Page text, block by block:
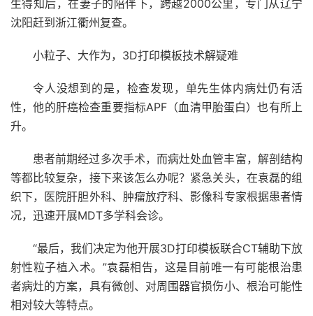
生得知后，在妻子的陪伴下，跨越2000公里，专门从辽宁
沈阳赶到浙江衢州复查。
小粒子、大作为，3D打印模板技术解疑难
令人没想到的是，检查发现，单先生体内病灶仍有活
性，他的肝癌检查重要指标APF（血清甲胎蛋白）也有所上
升。
患者前期经过多次手术，而病灶处血管丰富，解剖结构
等都比较复杂，接下来该怎么办呢？紧急关头，在袁磊的组
织下，医院肝胆外科、肿瘤放疗科、影像科专家根据患者情
况，迅速开展MDT多学科会诊。
“最后，我们决定为他开展3D打印模板联合CT辅助下放
射性粒子植入术。”袁磊相告，这是目前唯一有可能根治患
者病灶的方案，具有微创、对周围器官损伤小、根治可能性
相对较大等特点。